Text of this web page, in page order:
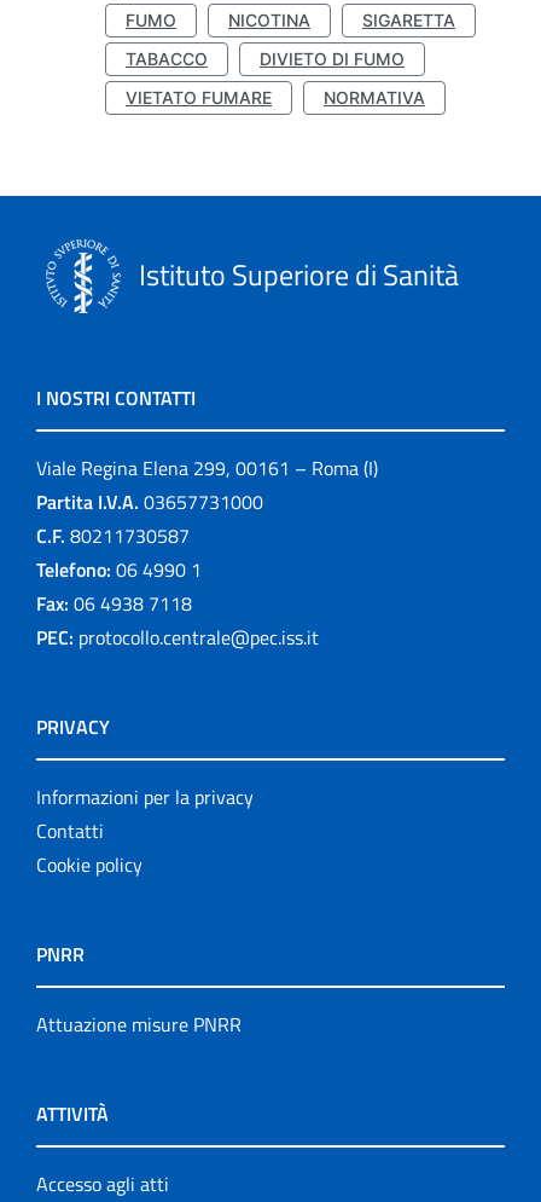
FUMO NICOTINA
SIGARETTA
TABACCO
DIVIETO DI FUMO
VIETATO FUMARE
NORMATIVA
Istituto Superiore di Sanità
I NOSTRI CONTATTI
Viale Regina Elena 299, 00161 – Roma (I)
Partita I.V.A. 03657731000
C.F. 80211730587
Telefono: 06 4990 1
Fax: 06 4938 7118
PEC: protocollo.centrale@pec.iss.it
PRIVACY
Informazioni per la privacy
Contatti
Cookie policy
PNRR
Attuazione misure PNRR
ATTIVITÀ
Accesso agli atti